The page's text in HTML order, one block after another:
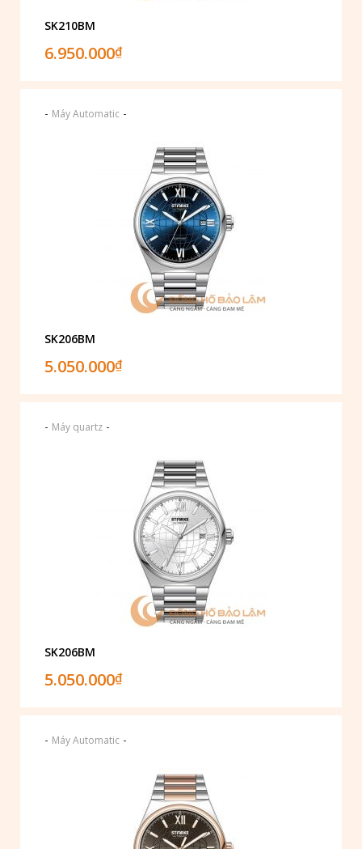
SK210BM
6.950.000₫
- Máy Automatic -
SK206BM
5.050.000₫
- Máy quartz -
SK206BM
5.050.000₫
- Máy Automatic -